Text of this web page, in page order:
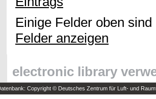
Einige Felder oben
Felder anzeigen
electronic library
Copyright © Deutsches Zentrum für Luft- und